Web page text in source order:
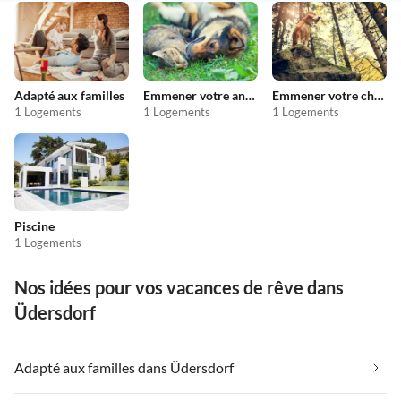
Adapté aux familles
1 Logements
Emmener votre animal en vacances
1 Logements
Emmener votre chien en vacances
1 Logements
Piscine
1 Logements
Nos idées pour vos vacances de rêve dans
Üdersdorf
Adapté aux familles dans Üdersdorf